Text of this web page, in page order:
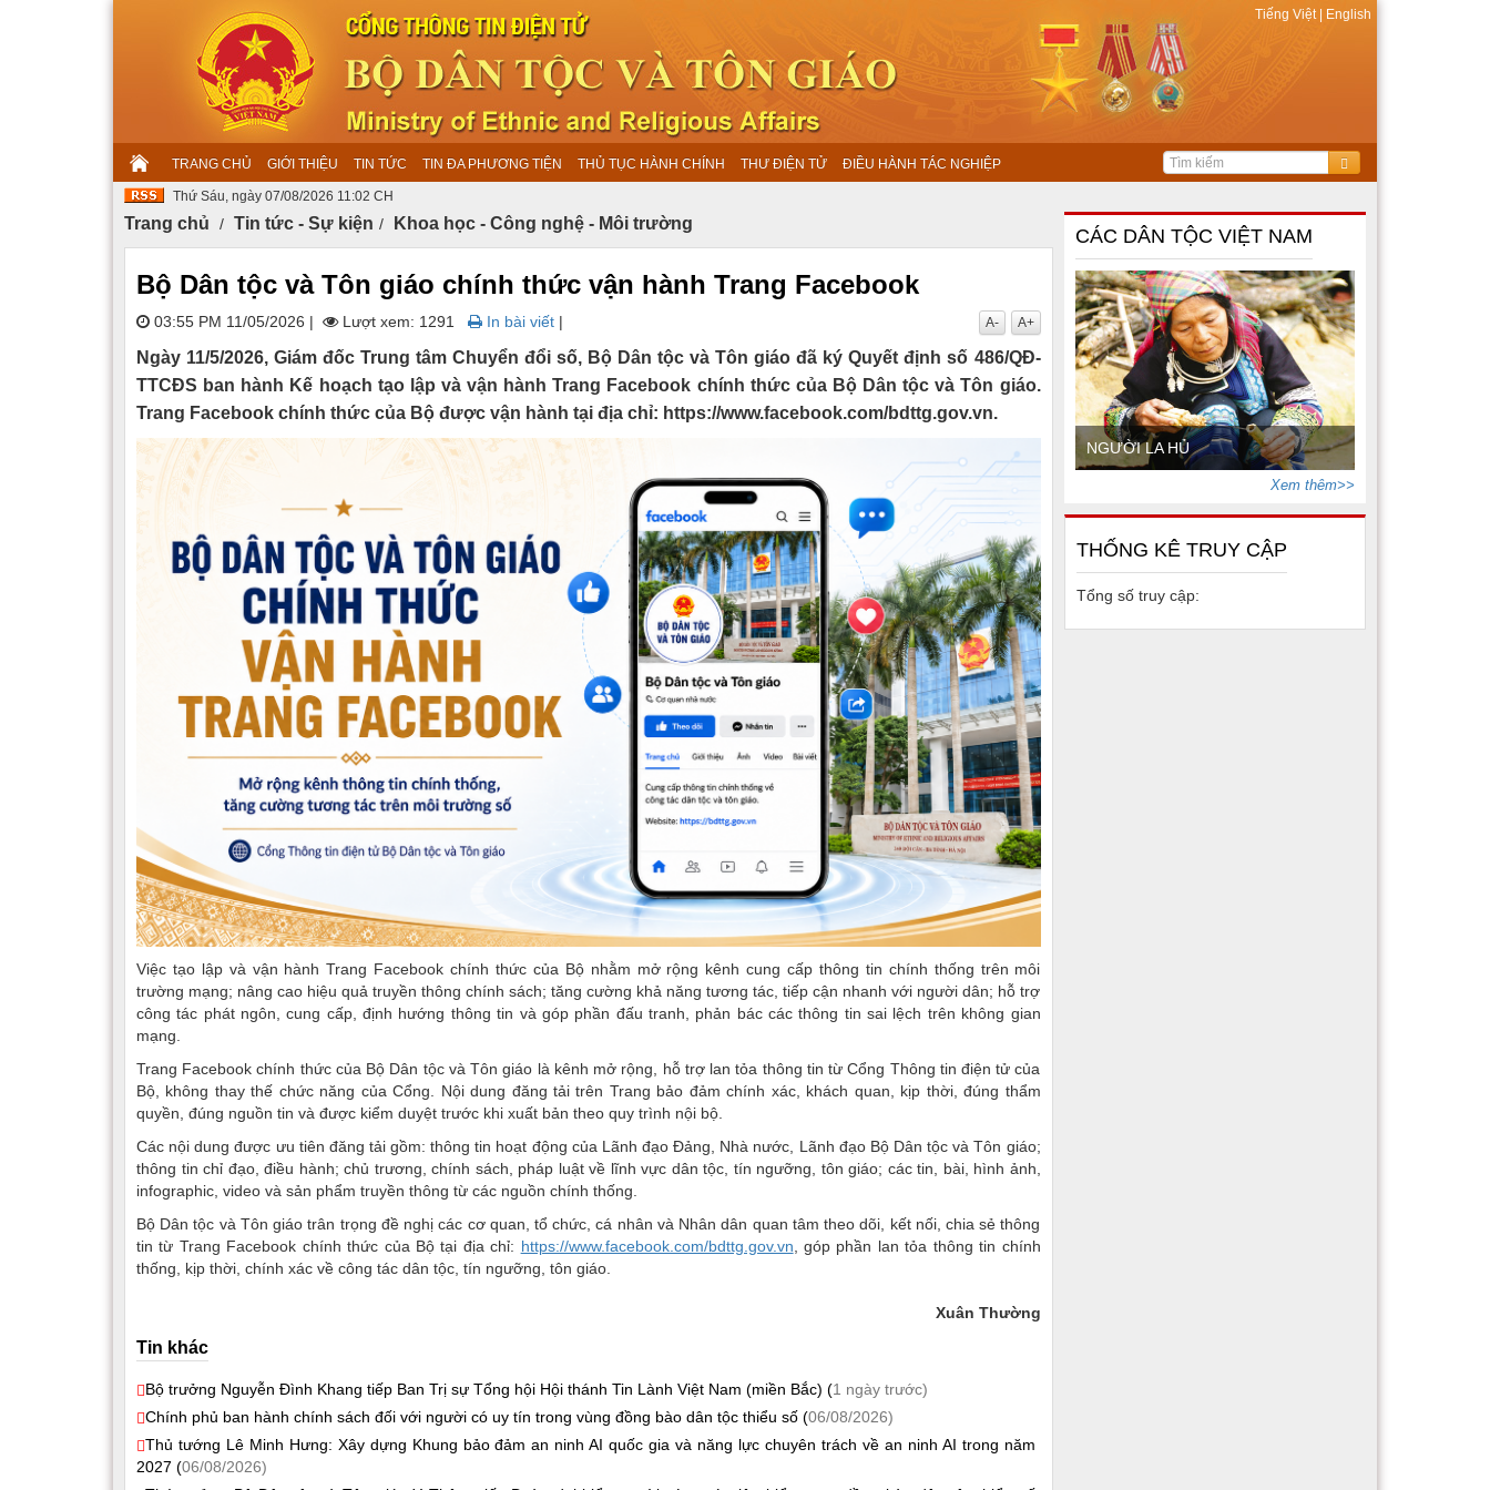
Tiếng Việt English
TRANG CHỦ GIỚI THIỆU TIN TỨC TIN ĐA PHƯƠNG TIỆN THỦ TỤC HÀNH CHÍNH THƯ ĐIỆN TỬ ĐIỀU HÀNH TÁC NGHIỆP
Thứ Sáu, ngày 07/08/2026 11:02 CH
Trang chủ Tin tức - Sự kiện Khoa học - Công nghệ - Môi trường
Bộ Dân tộc và Tôn giáo chính thức vận hành Trang Facebook
03:55 PM 11/05/2026 | Lượt xem: 1291 In bài viết | A+
A-
Ngày 11/5/2026, Giám đốc Trung tâm Chuyển đổi số, Bộ Dân tộc và Tôn giáo đã ký Quyết định số 486/QĐ-
TTCĐS ban hành Kế hoạch tạo lập và vận hành Trang Facebook chính thức của Bộ Dân tộc và Tôn giáo.
Trang Facebook chính thức của Bộ được vận hành tại địa chỉ: https://www.facebook.com/bdttg.gov.vn.
Việc tạo lập và vận hành Trang Facebook chính thức của Bộ nhằm mở rộng kênh cung cấp thông tin chính thống trên môi
trường mạng; nâng cao hiệu quả truyền thông chính sách; tăng cường khả năng tương tác, tiếp cận nhanh với người dân; hỗ trợ
công tác phát ngôn, cung cấp, định hướng thông tin và góp phần đấu tranh, phản bác các thông tin sai lệch trên không gian
mạng.
Trang Facebook chính thức của Bộ Dân tộc và Tôn giáo là kênh mở rộng, hỗ trợ lan tỏa thông tin từ Cổng Thông tin điện tử của
Bộ, không thay thế chức năng của Cổng. Nội dung đăng tải trên Trang bảo đảm chính xác, khách quan, kịp thời, đúng thẩm
quyền, đúng nguồn tin và được kiểm duyệt trước khi xuất bản theo quy trình nội bộ.
Các nội dung được ưu tiên đăng tải gồm: thông tin hoạt động của Lãnh đạo Đảng, Nhà nước, Lãnh đạo Bộ Dân tộc và Tôn giáo;
thông tin chỉ đạo, điều hành; chủ trương, chính sách, pháp luật về lĩnh vực dân tộc, tín ngưỡng, tôn giáo; các tin, bài, hình ảnh,
infographic, video và sản phẩm truyền thông từ các nguồn chính thống.
Bộ Dân tộc và Tôn giáo trân trọng đề nghị các cơ quan, tổ chức, cá nhân và Nhân dân quan tâm theo dõi, kết nối, chia sẻ thông
tin từ Trang Facebook chính thức của Bộ tại địa chỉ: https://www.facebook.com/bdttg.gov.vn, góp phần lan tỏa thông tin chính
thống, kịp thời, chính xác về công tác dân tộc, tín ngưỡng, tôn giáo.
Xuân Thường
Tin khác
Bộ trưởng Nguyễn Đình Khang tiếp Ban Trị sự Tổng hội Hội thánh Tin Lành Việt Nam (miền Bắc) (1 ngày trước)
Chính phủ ban hành chính sách đối với người có uy tín trong vùng đồng bào dân tộc thiểu số (06/08/2026)
Thủ tướng Lê Minh Hưng: Xây dựng Khung bảo đảm an ninh AI quốc gia và năng lực chuyên trách về an ninh AI trong năm
2027 (06/08/2026)
CÁC DÂN TỘC VIỆT NAM
NGƯỜI LA HỦ
Xem thêm>>
THỐNG KÊ TRUY CẬP
Tổng số truy cập: